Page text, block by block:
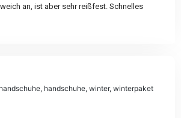
an, ist aber sehr reißfest. Schnelles
, handschuhe, winter, winterpaket